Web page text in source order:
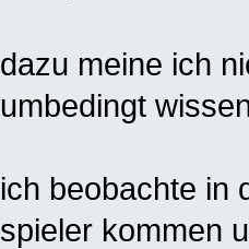
dazu meine ich
umbedingt
ich beobachte in
spieler kommen